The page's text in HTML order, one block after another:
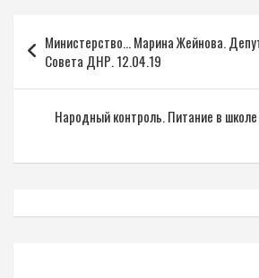
по
записям
Министерство… Марина Жейнова.
Совета ДНР. 12.04.19
Народный контроль. Питание в